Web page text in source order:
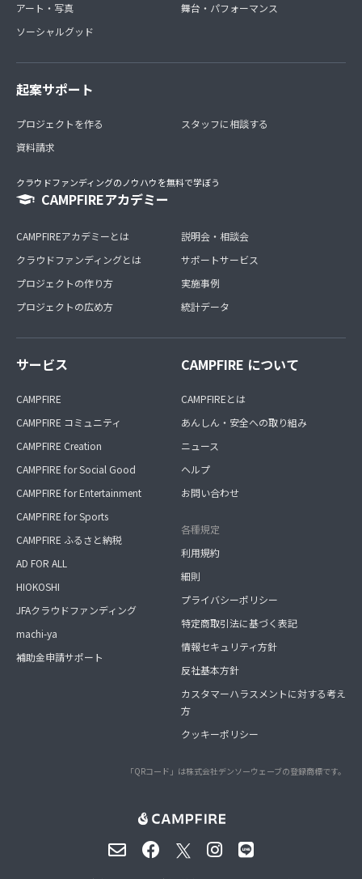
アート・写真
ソーシャルグッド
舞台・パフォーマンス
起案サポート
プロジェクトを作る
資料請求
スタッフに相談する
クラウドファンディングのノウハウを無料で学ぼう
CAMPFIREアカデミー
CAMPFIREアカデミーとは
クラウドファンディングとは
プロジェクトの作り方
プロジェクトの広め方
説明会・相談会
サポートサービス
実施事例
統計データ
サービス
CAMPFIRE
CAMPFIRE コミュニティ
CAMPFIRE Creation
CAMPFIRE for Social Good
CAMPFIRE for Entertainment
CAMPFIRE for Sports
CAMPFIRE ふるさと納税
AD FOR ALL
HIOKOSHI
JFAクラウドファンディング
machi-ya
補助金申請サポート
CAMPFIRE について
CAMPFIREとは
あんしん・安全への取り組み
ニュース
ヘルプ
お問い合わせ
各種規定
利用規約
細則
プライバシーポリシー
特定商取引法に基づく表記
情報セキュリティ方針
反社基本方針
カスタマーハラスメントに対する考え
方
クッキーポリシー
「QRコード」は株式会社デンソーウェーブの登録商標です。